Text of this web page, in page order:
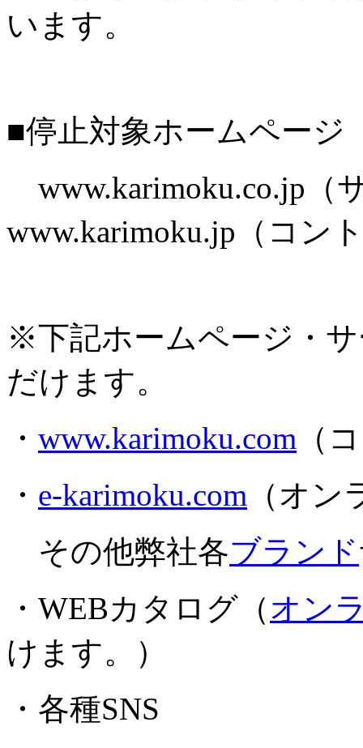
います。
■停止対象ホームページ
www.karimoku.co.jp（
www.karimoku.jp（コン
※下記ホームページ・
だけます。
・ www.karimoku.com （
・ e-karimoku.com （オ
その他弊社各ブランド
・WEBカタログ（オン
けます。）
・各種SNS